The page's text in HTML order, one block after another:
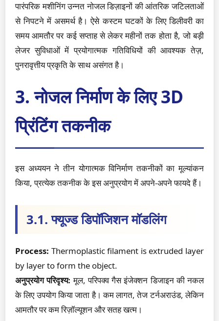
पारंपरिक मशीनिंग उन्नत नोजल डिज़ाइनों की आंतरिक जटिलताओं
से निपटने में असमर्थ है। ऐसे कस्टम घटकों के लिए डिलीवरी का
समय आमतौर पर कई सप्ताह से लेकर महीनों तक होता है, जो बड़ी
लेजर सुविधाओं में प्रयोगात्मक गतिविधियों की आवश्यक तेज़,
पुनरावृत्तीय प्रकृति के साथ असंगत है।
3. नोजल निर्माण के लिए 3D
प्रिंटिंग तकनीक
इस अध्ययन ने तीन योगात्मक विनिर्माण तकनीकों का मूल्यांकन
किया, प्रत्येक तकनीक के इस अनुप्रयोग में अपने-अपने फायदे हैं।
3.1. फ्यूज्ड डिपॉजिशन मॉडलिंग
Process: Thermoplastic filament is extruded layer
by layer to form the object.
अनुप्रयोग परिदृश्य: मूल, परिपक्व गैस इंजेक्शन डिजाइन की नकल
के लिए उपयोग किया जाता है। कम लागत, तेज टर्नअराउंड, लेकिन
आमतौर पर कम रिज़ॉल्यूशन और सतह खत्म।